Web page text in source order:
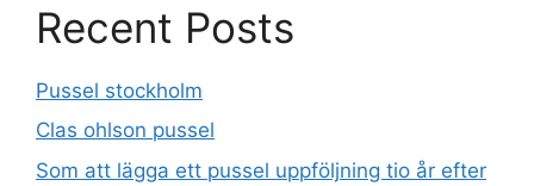
Recent Posts
Pussel stockholm
Clas ohlson pussel
Som att lägga ett pussel uppföljning tio år efter